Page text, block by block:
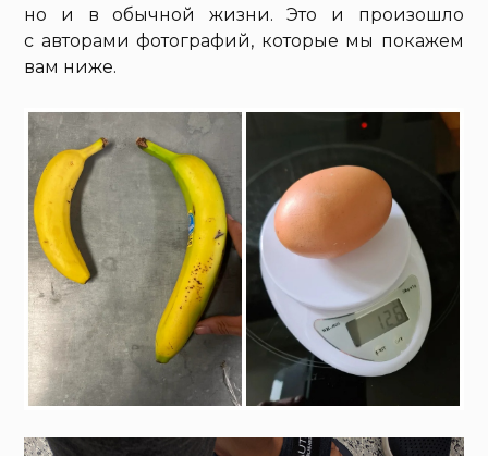
но и в обычной жизни. Это и произошло
с авторами фотографий, которые мы покажем
вам ниже.